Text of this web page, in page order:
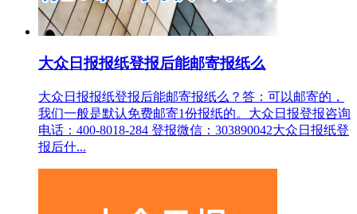
大众日报报纸登报后能邮寄报纸么
大众日报报纸登报后能邮寄报纸么？答：可以邮寄的，
我们一般是默认免费邮寄1份报纸的。大众日报登报咨询
电话：400-8018-284 登报微信：303890042大众日报纸登
报后什...